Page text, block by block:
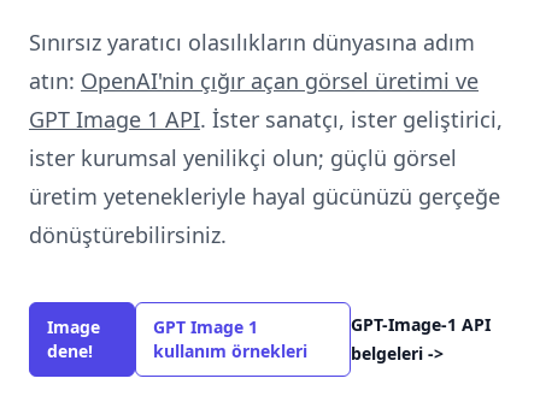
Sınırsız yaratıcı olasılıkların dünyasına adım
atın: OpenAI'nin çığır açan görsel üretimi ve
GPT Image 1 API. İster sanatçı, ister geliştirici,
ister kurumsal yenilikçi olun; güçlü görsel
üretim yetenekleriyle hayal gücünüzü gerçeğe
dönüştürebilirsiniz.
Image
dene!
GPT Image 1
kullanım örnekleri
GPT-Image-1 API
belgeleri ->